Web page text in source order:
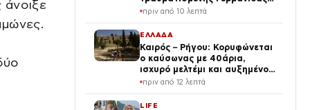
σε δύσβατη περιοχή
πριν από 10 λεπτά
ΕΛΛΑΔΑ
Καιρός – Ρήγου: Κορυφώνεται
ο καύσωνας με 40άρια,
ισχυρό μελτέμι και αυξημένος
κίνδυνος για φωτιές
πριν από 12 λεπτά
LIFE